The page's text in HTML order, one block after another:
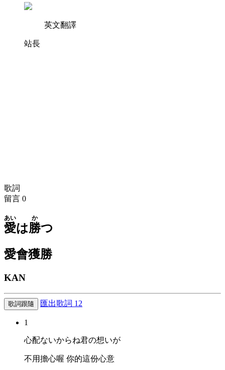
英文翻譯
站長
歌詞
留言 0
愛
あい
は勝
か
つ
愛會獲勝
KAN
歌詞跟隨 匯出歌詞 12
1
心配ないからね君の想いが
不用擔心喔 你的這份心意